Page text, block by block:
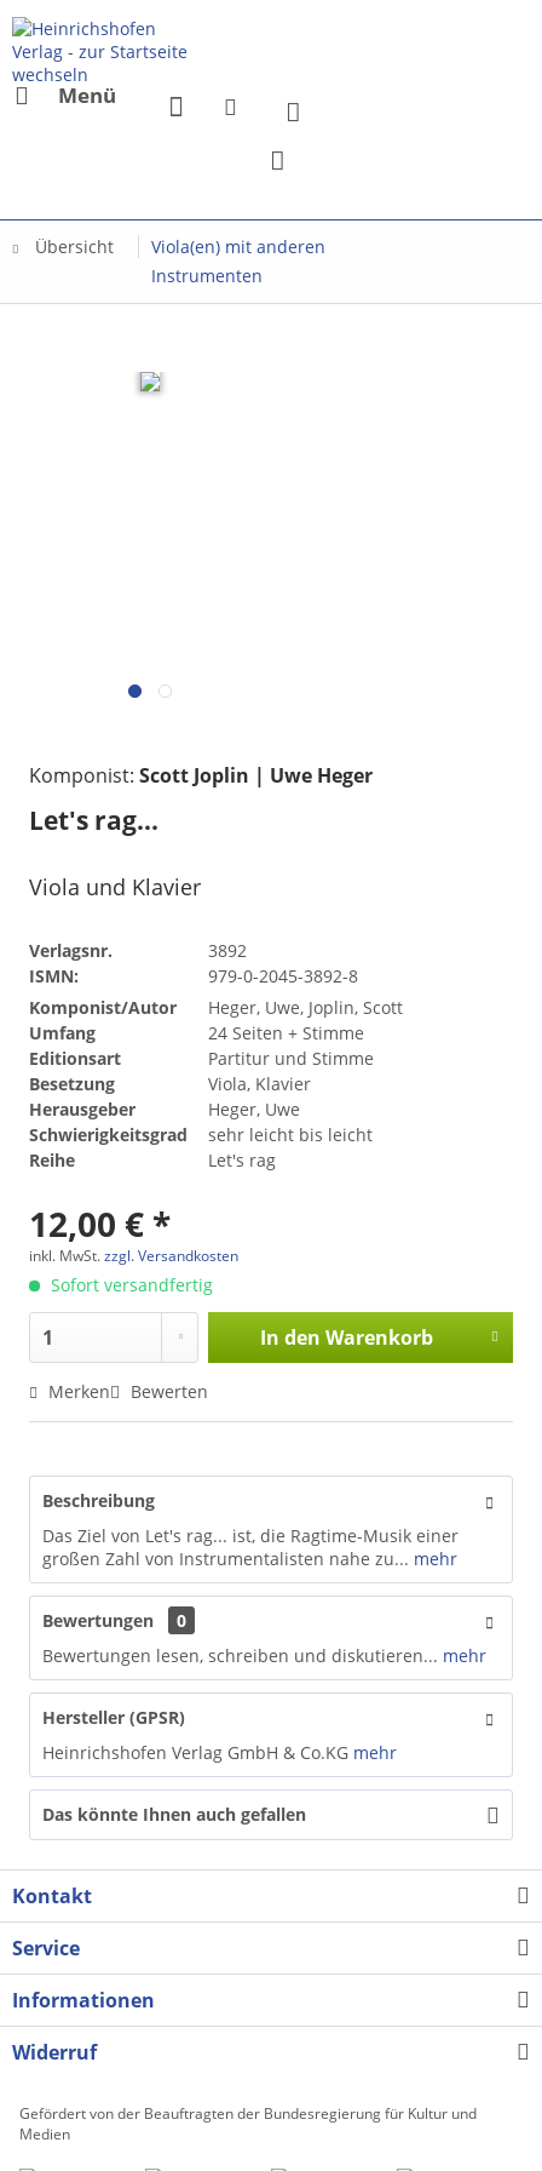
Menü
Übersicht
Viola(en) mit anderen
Instrumenten
Komponist: Scott Joplin | Uwe Heger
Let's rag...
Viola und Klavier
Verlagsnr.
3892
ISMN:
979-0-2045-3892-8
Komponist/Autor
Heger, Uwe, Joplin, Scott
Umfang
24 Seiten + Stimme
Editionsart
Partitur und Stimme
Besetzung
Viola, Klavier
Herausgeber
Heger, Uwe
Schwierigkeitsgrad
sehr leicht bis leicht
Reihe
Let's rag
12,00 € *
inkl. MwSt.zzgl. Versandkosten
Sofort versandfertig
In den Warenkorb
Merken Bewerten
Beschreibung
Das Ziel von Let's rag... ist, die Ragtime-Musik einer
großen Zahl von Instrumentalisten nahe zu... mehr
Bewertungen
0
Bewertungen lesen, schreiben und diskutieren... mehr
Hersteller (GPSR)
Heinrichshofen Verlag GmbH & Co.KG mehr
Das könnte Ihnen auch gefallen
Kontakt
Service
Informationen
Widerruf
Gefördert von der Beauftragten der Bundesregierung für Kultur und
Medien